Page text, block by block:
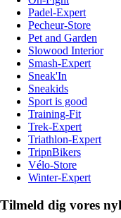
Padel-Expert
Pecheur-Store
Pet and Garden
Slowood Interior
Smash-Expert
Sneak'In
Sneakids
Sport is good
Training-Fit
Trek-Expert
Triathlon-Expert
TripnBikers
Vélo-Store
Winter-Expert
Tilmeld dig vores